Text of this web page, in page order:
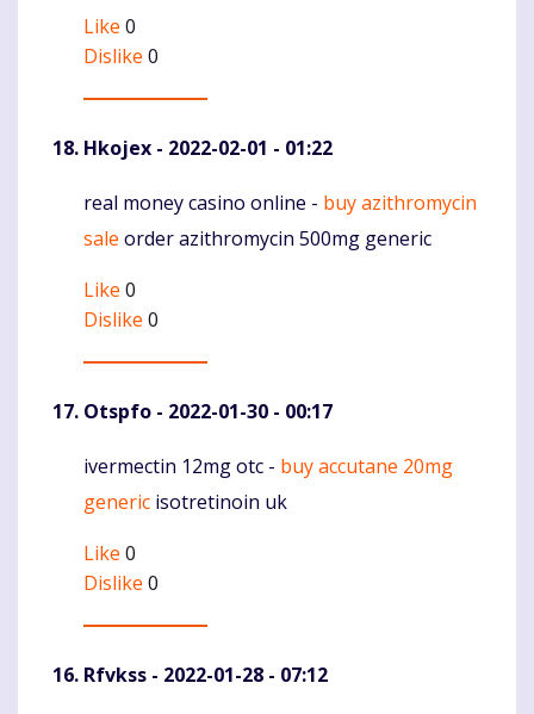
Like 0
Dislike 0
Hkojex - 2022-02-01 - 01:22
Komentaras
real money casino online - buy azithromycin
sale order azithromycin 500mg generic
Like 0
Dislike 0
Otspfo - 2022-01-30 - 00:17
Komentaras
ivermectin 12mg otc - buy accutane 20mg
generic isotretinoin uk
Like 0
Dislike 0
Rfvkss - 2022-01-28 - 07:12